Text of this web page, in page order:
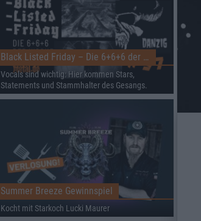
Black Listed Friday – Die 6+6+6 der Woche
Vocals sind wichtig: Hier kommen Stars,
Statements und Stammhalter des Gesangs.
Summer Breeze Gewinnspiel
Kocht mit Starkoch Lucki Maurer